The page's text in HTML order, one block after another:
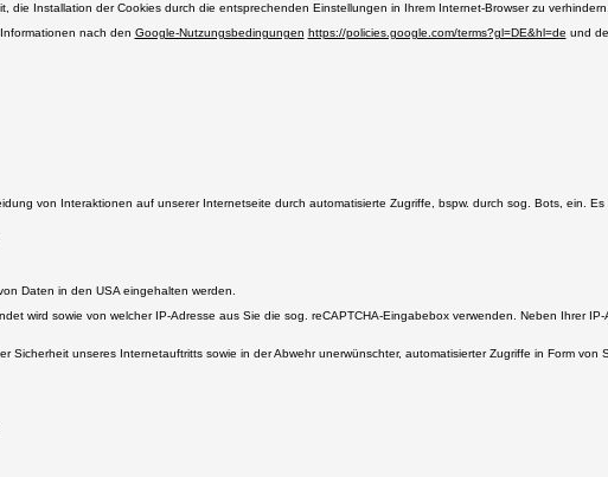
Installation der Cookies durch die entsprechenden Einstellungen in Ihrem Internet-Browser zu
nach den Google-Nutzungsbedingungen https://policies.google.com/terms?gl=DE&hl=de und
von Interaktionen auf unserer Internetseite durch automatisierte Zugriffe, bspw. durch sog. Bots, ein.
Daten in den USA eingehalten werden.
wird sowie von welcher IP-Adresse aus Sie die sog. reCAPTCHA-Eingabebox verwenden. Neben Ihrer
unseres Internetauftritts sowie in der Abwehr unerwünschter, automatisierter Zugriffe in Form von